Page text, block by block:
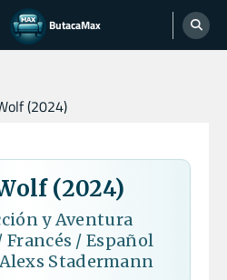
ButacaMax
(2024)
(2024)
y Aventura
/ Español
Stadermann